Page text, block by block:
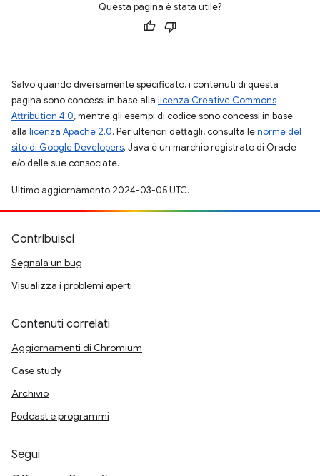
Questa pagina è stata utile?
Salvo quando diversamente specificato, i contenuti di questa
pagina sono concessi in base alla licenza Creative Commons
Attribution 4.0, mentre gli esempi di codice sono concessi in base
alla licenza Apache 2.0. Per ulteriori dettagli, consulta lenorme del
sito di Google Developers. Java è un marchio registrato di Oracle
e/o delle sue consociate.
Ultimo aggiornamento 2024-03-05 UTC.
Contribuisci
Segnala un bug
Visualizza i problemi aperti
Contenuti correlati
Aggiornamenti di Chromium
Case study
Archivio
Podcast e programmi
Segui